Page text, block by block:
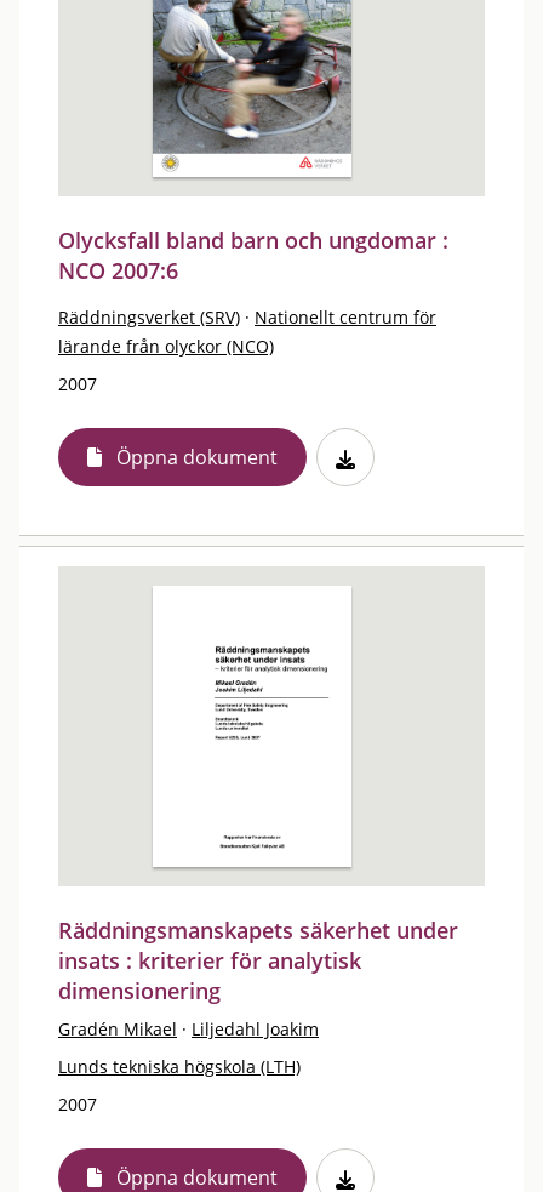
Olycksfall bland barn och ungdomar :
NCO 2007:6
Räddningsverket (SRV) · Nationellt centrum för
lärande från olyckor (NCO)
2007
Öppna dokument
Räddningsmanskapets säkerhet under
insats : kriterier för analytisk
dimensionering
Gradén Mikael · Liljedahl Joakim
Lunds tekniska högskola (LTH)
2007
Öppna dokument